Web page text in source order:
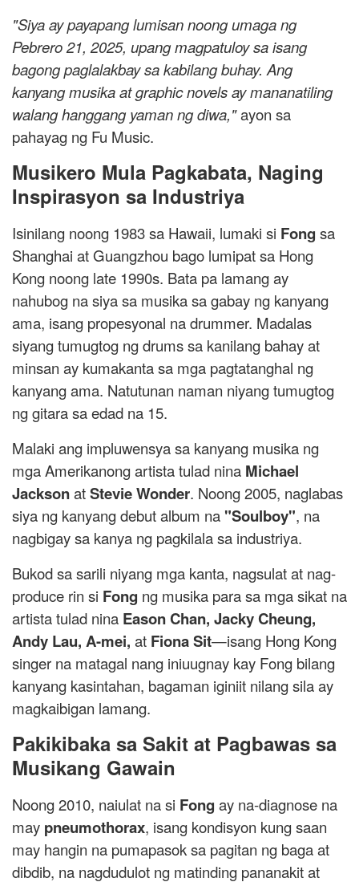
"Siya ay payapang lumisan noong umaga ng
Pebrero 21, 2025, upang magpatuloy sa isang
bagong paglalakbay sa kabilang buhay. Ang
kanyang musika at graphic novels ay mananatiling
walang hanggang yaman ng diwa,"ayon sa
pahayag ng Fu Music.
Musikero Mula Pagkabata, Naging
Inspirasyon sa Industriya
Isinilang noong 1983 sa Hawaii, lumaki si Fong sa
Shanghai at Guangzhou bago lumipat sa Hong
Kong noong late 1990s. Bata pa lamang ay
nahubog na siya sa musika sa gabay ng kanyang
ama, isang propesyonal na drummer. Madalas
siyang tumugtog ng drums sa kanilang bahay at
minsan ay kumakanta sa mga pagtatanghal ng
kanyang ama. Natutunan naman niyang tumugtog
ng gitara sa edad na 15.
Malaki ang impluwensya sa kanyang musika ng
mga Amerikanong artista tulad nina Michael
JacksonatStevie Wonder. Noong 2005, naglabas
siya ng kanyang debut album na "Soulboy", na
nagbigay sa kanya ng pagkilala sa industriya.
Bukod sa sarili niyang mga kanta, nagsulat at nag-
produce rin si Fong ng musika para sa mga sikat na
artista tulad nina Eason Chan, Jacky Cheung,
Andy Lau, A-mei, at Fiona Sit—isang Hong Kong
singer na matagal nang iniuugnay kay Fong bilang
kanyang kasintahan, bagaman iginiit nilang sila ay
magkaibigan lamang.
Pakikibaka sa Sakit at Pagbawas sa
Musikang Gawain
Noong 2010, naiulat na si Fong ay na-diagnose na
may pneumothorax, isang kondisyon kung saan
may hangin na pumapasok sa pagitan ng baga at
dibdib, na nagdudulot ng matinding pananakit at